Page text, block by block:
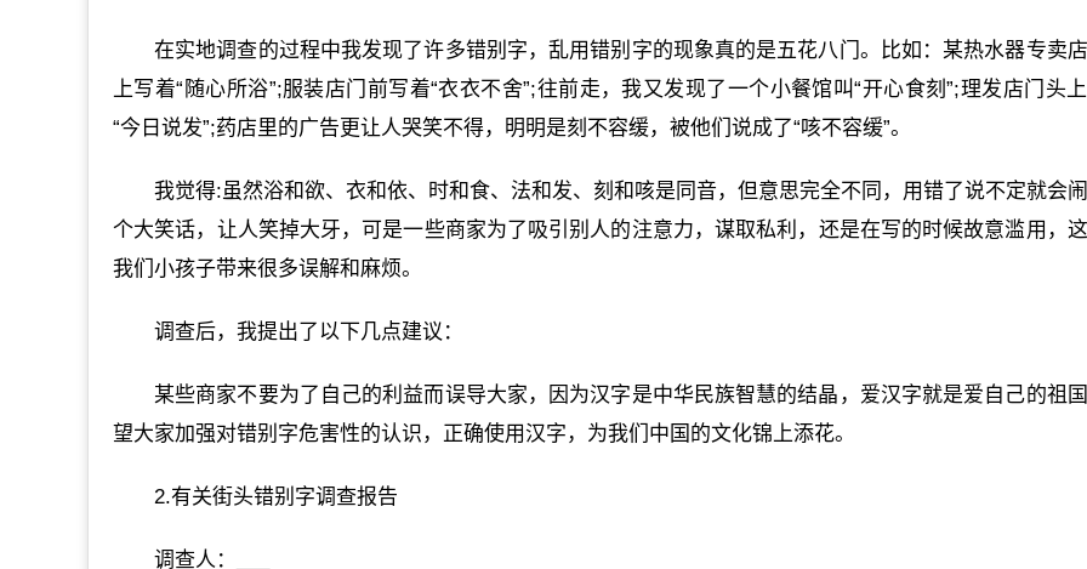
在实地调查的过程中我发现了许多错别字，乱用错别字的现象真的是五花八门。比如：某热水器专卖
上写着“随心所浴”;服装店门前写着“衣衣不舍”;往前走，我又发现了一个小餐馆叫“开心食刻”;理发店门头
“今日说发”;药店里的广告更让人哭笑不得，明明是刻不容缓，被他们说成了“咳不容缓”。
我觉得:虽然浴和欲、衣和依、时和食、法和发、刻和咳是同音，但意思完全不同，用错了说不定就会
个大笑话，让人笑掉大牙，可是一些商家为了吸引别人的注意力，谋取私利，还是在写的时候故意滥用，
我们小孩子带来很多误解和麻烦。
调查后，我提出了以下几点建议：
某些商家不要为了自己的利益而误导大家，因为汉字是中华民族智慧的结晶，爱汉字就是爱自己的祖
望大家加强对错别字危害性的认识，正确使用汉字，为我们中国的文化锦上添花。
2.有关街头错别字调查报告
调查人：___